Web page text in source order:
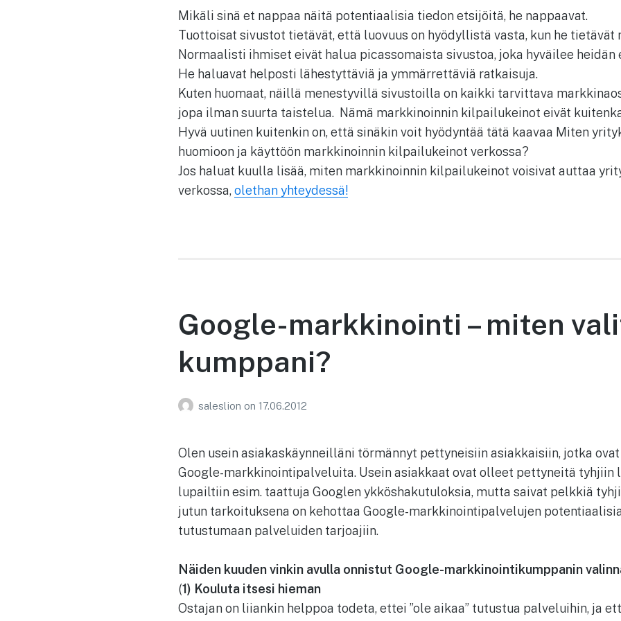
Mikäli sinä et nappaa näitä potentiaalisia tiedon etsijöitä, he nappaavat.
Tuottoisat sivustot tietävät, että luovuus on hyödyllistä vasta, kun he tietävät
Normaalisti ihmiset eivät halua picassomaista sivustoa, joka hyväilee
He haluavat helposti lähestyttäviä ja ymmärrettäviä ratkaisuja.
Kuten huomaat, näillä menestyvillä sivustoilla on kaikki tarvittava
jopa ilman suurta taistelua. Nämä markkinoinnin kilpailukeinot eivät
Hyvä uutinen kuitenkin on, että sinäkin voit hyödyntää tätä kaavaa Miten
huomioon ja käyttöön markkinoinnin kilpailukeinot verkossa?
Jos haluat kuulla lisää, miten markkinoinnin kilpailukeinot voisivat auttaa
verkossa, olethan yhteydessä!
Google-markkinointi – miten
kumppani?
saleslion on 17.06.2012
Olen usein asiakaskäynneilläni törmännyt pettyneisiin asiakkaisiin, jotka
Google-markkinointipalveluita. Usein asiakkaat ovat olleet pettyneitä tyhjiin
lupailtiin esim. taattuja Googlen ykköshakutuloksia, mutta saivat pelkkiä
jutun tarkoituksena on kehottaa Google-markkinointipalvelujen
tutustumaan palveluiden tarjoajiin.
Näiden kuuden vinkin avulla onnistut Google-markkinointikumppanin
(1) Kouluta itsesi hieman
Ostajan on liiankin helppoa todeta, ettei ”ole aikaa” tutustua palveluihin, ja